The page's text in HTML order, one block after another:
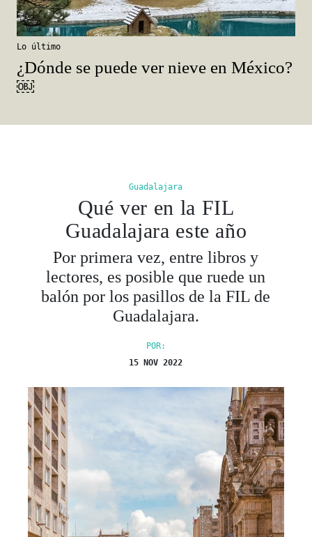
Lo último
¿Dónde se puede ver nieve en México?
￼
Qué ver en la FIL
Guadalajara este año
Por primera vez, entre libros y
lectores, es posible que ruede un
balón por los pasillos de la FIL de
Guadalajara.
15 NOV 2022